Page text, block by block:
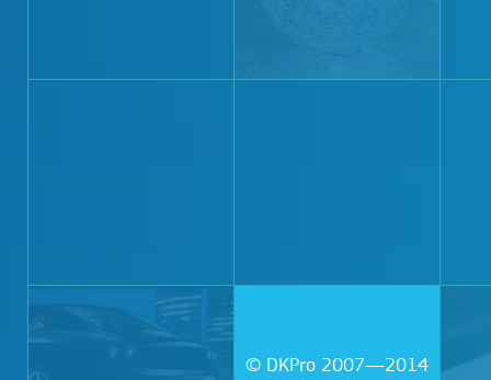
© DKPro 2007—2014